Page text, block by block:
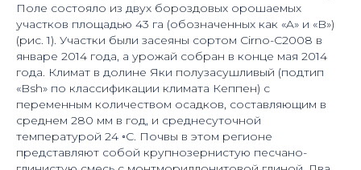
Поле состояло из двух бороздовых орошаемых
участков площадью 43 га (обозначенных как «A» и «B»)
(рис. 1). Участки были засеяны сортом Cirno-C2008 в
январе 2014 года, а урожай собран в конце мая 2014
года. Климат в долине Яки полузасушливый (подтип
«Bsh» по классификации климата Кеппен) с
переменным количеством осадков, составляющим в
среднем 280 мм в год, и среднесуточной
температурой 24 ◦C. Почвы в этом регионе
представляют собой крупнозернистую песчано-